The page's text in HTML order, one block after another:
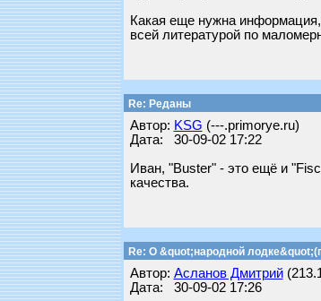
Какая еще нужна
всей литературой по
Re: Реданы
Автор: KSG (---.primorye.ru)
Дата: 30-09-02 17:22
Иван, "Buster" - это ещё и
качества.
Re: О &quot;народной
Автор: Асланов Дмитрий
Дата: 30-09-02 17:26